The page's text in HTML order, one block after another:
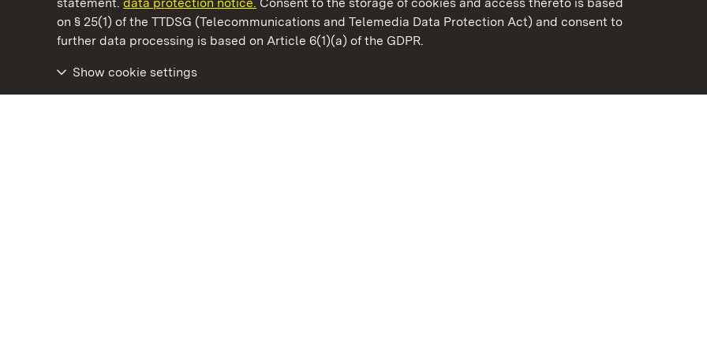
on § 25(1) of the TTDSG (Telecommunications and Telemedia Data Protection Act) and consent to
further data processing is based on Article 6(1)(a) of the GDPR.
Show cookie settings
State Palaces and Gardens of Baden-Wuerttemberg
Baden-Wuerttemberg